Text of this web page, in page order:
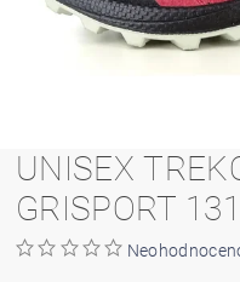
UNISEX TREKOVÁ OBUV
GRISPORT